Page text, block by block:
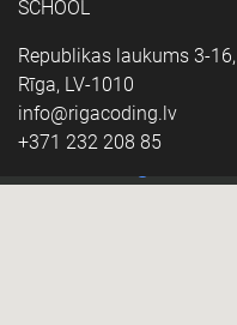
SCHOOL
Republikas laukums 3-16,
Rīga, LV-1010
info@rigacoding.lv
+371 232 208 85